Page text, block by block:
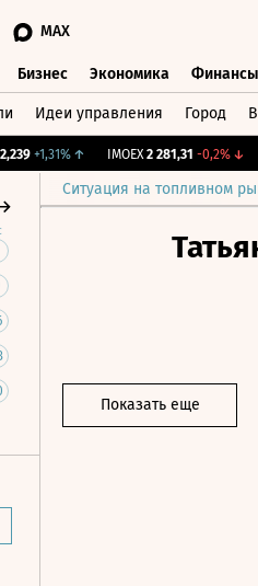
MAX
Бизнес Экономика Финансы
Идеи управления Город
+1,31%↑ IMOEX 2 281,31 -0,2%↓
Ситуация на топливном
Показать еще